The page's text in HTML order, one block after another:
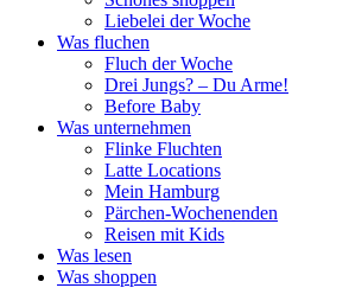
Liebelei der Woche
Was fluchen
Fluch der Woche
Drei Jungs? – Du Arme!
Before Baby
Was unternehmen
Flinke Fluchten
Latte Locations
Mein Hamburg
Pärchen-Wochenenden
Reisen mit Kids
Was lesen
Was shoppen